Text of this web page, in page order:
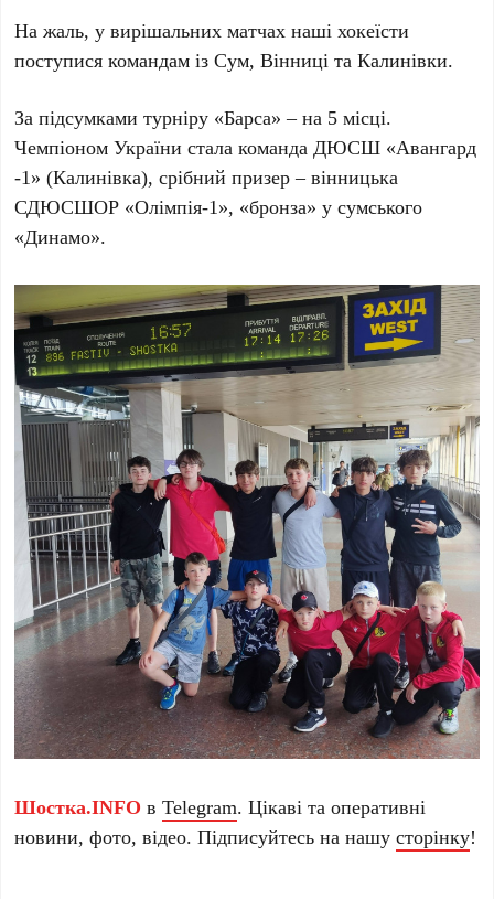
На жаль, у вирішальних матчах наші хокеїсти
поступися командам із Сум, Вінниці та Калинівки.
За підсумками турніру «Барса» – на 5 місці.
Чемпіоном України стала команда ДЮСШ «Авангард
-1» (Калинівка), срібний призер – вінницька
СДЮСШОР «Олімпія-1», «бронза» у сумського
«Динамо».
Шостка.INFO вTelegram. Цікаві та оперативні
новини, фото, відео. Підписуйтесь на нашусторінку!